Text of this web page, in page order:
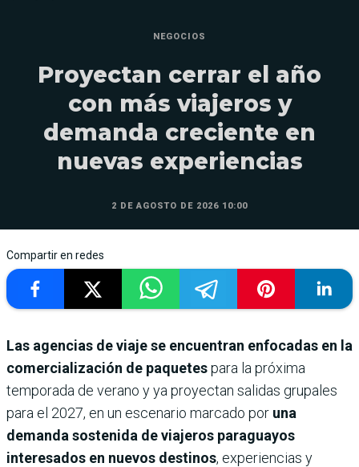
NEGOCIOS
Proyectan cerrar el año
con más viajeros y
demanda creciente en
nuevas experiencias
2 DE AGOSTO DE 2026 10:00
Compartir en redes
Las agencias de viaje se encuentran enfocadas en la
comercialización de paquetespara la próxima
temporada de verano y ya proyectan salidas grupales
para el 2027, en un escenario marcado por una
demanda sostenida de viajeros paraguayos
interesados en nuevos destinos, experiencias y